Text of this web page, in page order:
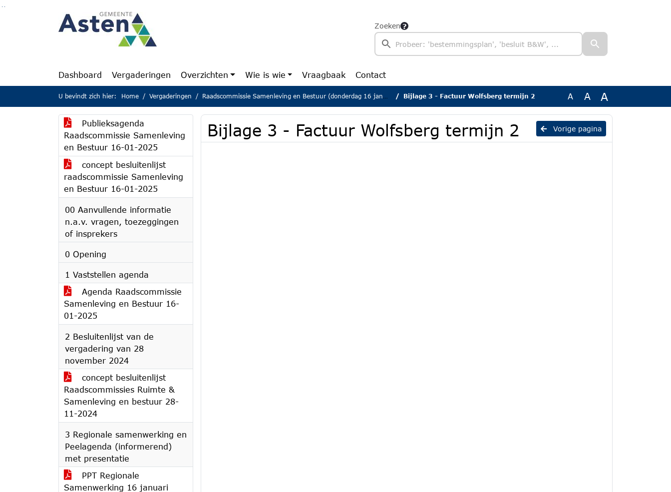
Ga naar de inhoud van deze pagina
Ga naar het zoeken
Ga naar het menu
Zoeken
Dashboard Vergaderingen Overzichten Wie is wie Vraagbaak Contact
U bevindt zich hier: Home Vergaderingen Raadscommissie Samenleving en Bestuur (donderdag 16 januari 2025) Bijlage 3 - Factuur Wolfsberg termijn 2 A A A
Publieksagenda
Raadscommissie Samenleving
en Bestuur 16-01-2025
concept besluitenlijst
raadscommissie Samenleving
en Bestuur 16-01-2025
00 Aanvullende informatie
n.a.v. vragen, toezeggingen
of insprekers
0 Opening
1 Vaststellen agenda
Agenda Raadscommissie
Samenleving en Bestuur 16-
01-2025
2 Besluitenlijst van de
vergadering van 28
november 2024
concept besluitenlijst
Raadscommissies Ruimte &
Samenleving en bestuur 28-
11-2024
3 Regionale samenwerking en
Peelagenda (informerend)
met presentatie
PPT Regionale
Samenwerking 16 januari
Vorige pagina
Bijlage 3 - Factuur Wolfsberg termijn 2